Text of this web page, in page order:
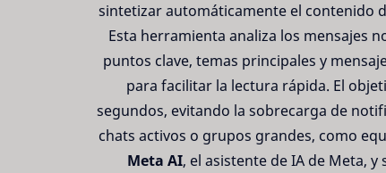
sintetizar automáticamente el contenido
Esta herramienta analiza los mensajes
puntos clave, temas principales y
para facilitar la lectura rápida. El
segundos, evitando la sobrecarga de
chats activos o grupos grandes, como
Meta AI, el asistente de IA de Meta,